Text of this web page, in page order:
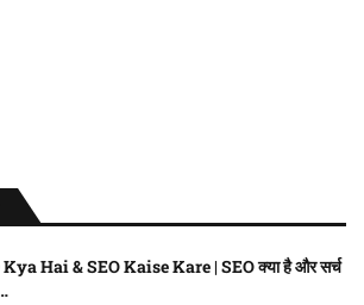
Kya Hai & SEO Kaise Kare | SEO क्या है और सर्च